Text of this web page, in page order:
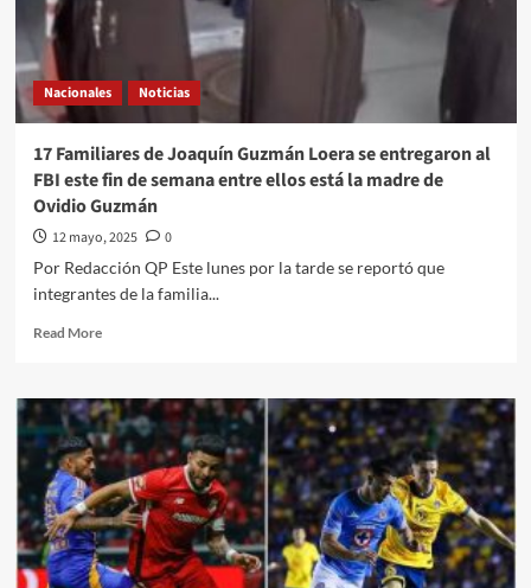
que
perseguir”
La
Marina
Ávila
insiste
en
que
retiro
de
visa
de
su
esposo
es
simplemente
una
cuestión
“administrativa”
Nacionales Noticias
17 Familiares de Joaquín Guzmán Loera se entregaron al
FBI este fin de semana entre ellos está la madre de
Ovidio Guzmán
12 mayo, 2025
0
Por Redacción QP Este lunes por la tarde se reportó que
integrantes de la familia...
Read MoreRead
17
Familiares
de
Joaquín
Guzmán
Loera
se
entregaron
al